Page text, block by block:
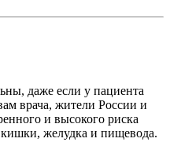
даже если у пациента
врача, жители России и
и высокого риска
кишки, желудка и пищевода.